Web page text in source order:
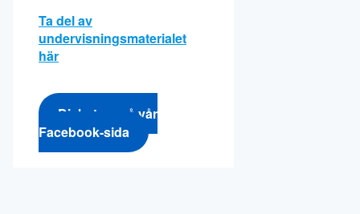
Ta del av
undervisningsmaterialet
här
Diskutera på vår
Facebook-sida